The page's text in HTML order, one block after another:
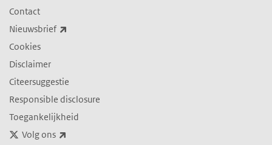
Contact
Nieuwsbrief
Cookies
Disclaimer
Citeersuggestie
Responsible disclosure
Toegankelijkheid
Volg ons